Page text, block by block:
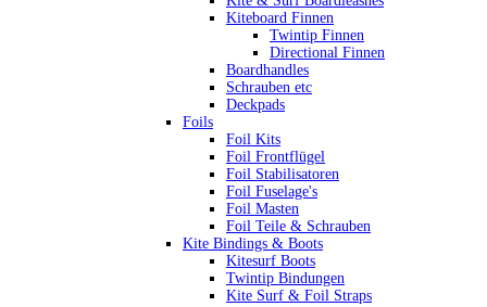
Kiteboard Finnen
Twintip Finnen
Directional Finnen
Boardhandles
Schrauben etc
Deckpads
Foils
Foil Kits
Foil Frontflügel
Foil Stabilisatoren
Foil Fuselage's
Foil Masten
Foil Teile & Schrauben
Kite Bindings & Boots
Kitesurf Boots
Twintip Bindungen
Kite Surf & Foil Straps